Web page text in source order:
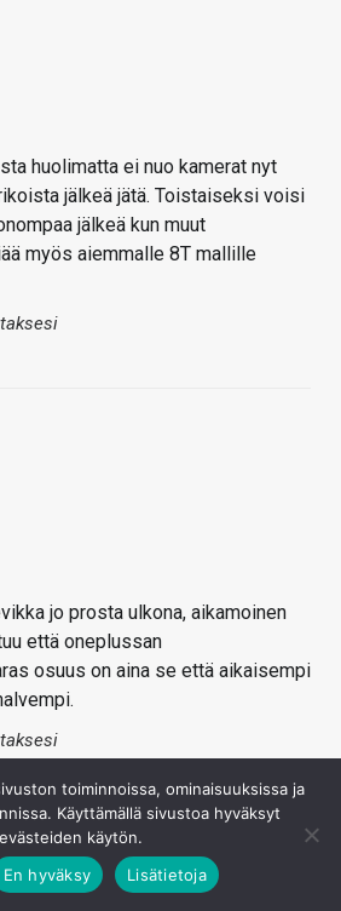
huolimatta ei nuo kamerat nyt
jälkeä jätä. Toistaiseksi voisi
jälkeä kun muut
myös aiemmalle 8T mallille
jo prosta ulkona, aikamoinen
että oneplussan
osuus on aina se että aikaisempi
toiminnoissa, ominaisuuksissa ja
Käyttämällä sivustoa hyväksyt
evästeiden käytön.
En hyväksy Lisätietoja